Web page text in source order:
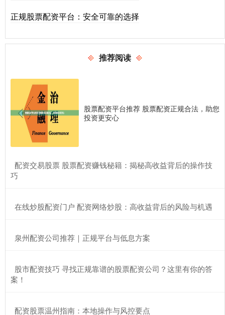
正规股票配资平台：安全可靠的选择
推荐阅读
股票配资平台推荐 股票配资正规合法，助您
投资更安心
​配资交易股票 股票配资赚钱秘籍：揭秘高收益背后的操作技
巧
​在线炒股配资门户 配资网络炒股：高收益背后的风险与机遇
​泉州配资公司推荐｜正规平台与低息方案
​股市配资技巧 寻找正规靠谱的股票配资公司？这里有你的答
案！
​配资股票温州指南：本地操作与风控要点